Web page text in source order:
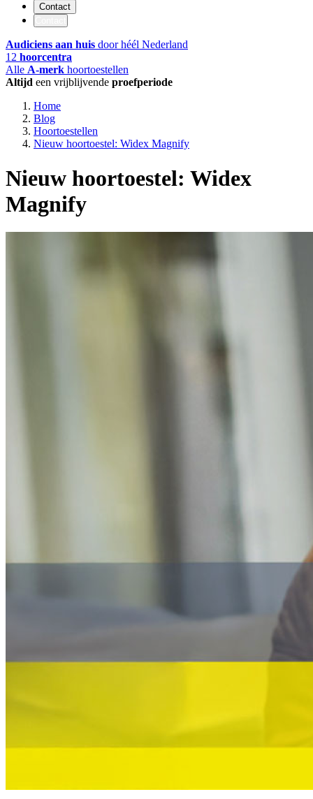
Contact
Audiciens aan huis door héél Nederland
12 hoorcentra
Alle A-merk hoortoestellen
Altijd een vrijblijvende proefperiode
Home
Blog
Hoortoestellen
Nieuw hoortoestel: Widex Magnify
Nieuw hoortoestel: Widex
Magnify